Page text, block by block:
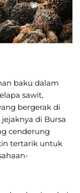
baku dalam
sawit,
bergerak di
di Bursa
cenderung
tertarik untuk